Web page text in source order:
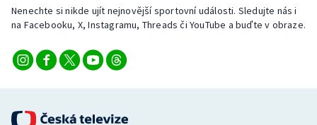
Veslování
Vodní slalom
Ostatní
Nenechte si nikde ujít nejnovější sportovní události. Sledujte nás i
na Facebooku, X, Instagramu, Threads či YouTube a buďte v obraze.